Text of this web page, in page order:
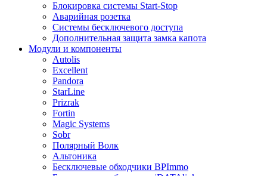
Блокировка системы Start-Stop
Аварийная розетка
Системы бесключевого доступа
Дополнительная защита замка капота
Модули и компоненты
Autolis
Excellent
Pandora
StarLine
Prizrak
Fortin
Magic Systems
Sobr
Полярный Волк
Альтоника
Бесключевые обходчики BPImmo